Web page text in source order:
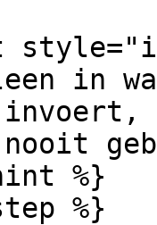
in
%}
%}